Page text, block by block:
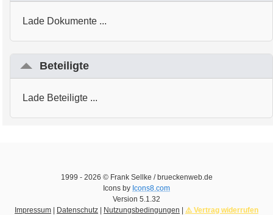
Lade Dokumente ...
Beteiligte
Lade Beteiligte ...
1999 - 2026 © Frank Sellke / brueckenweb.de
Icons by Icons8.com
Version 5.1.32
Impressum | Datenschutz | Nutzungsbedingungen | ⚠️ Vertrag widerrufen